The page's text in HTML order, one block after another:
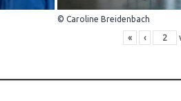
© Caroline Breidenbach
« ‹